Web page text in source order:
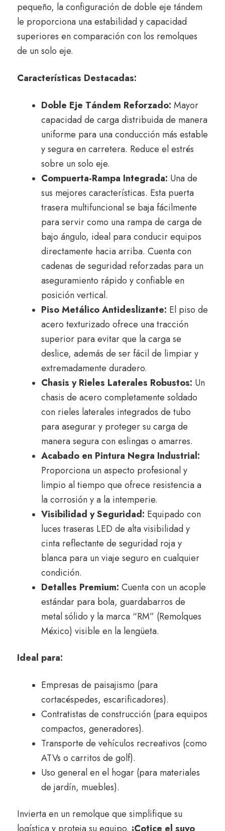
pequeño, la configuración de doble eje tándem
le proporciona una estabilidad y capacidad
superiores en comparación con los remolques
de un solo eje.
Características Destacadas:
Doble Eje Tándem Reforzado: Mayor
capacidad de carga distribuida de manera
uniforme para una conducción más estable
y segura en carretera. Reduce el estrés
sobre un solo eje.
Compuerta-Rampa Integrada: Una de
sus mejores características. Esta puerta
trasera multifuncional se baja fácilmente
para servir como una rampa de carga de
bajo ángulo, ideal para conducir equipos
directamente hacia arriba. Cuenta con
cadenas de seguridad reforzadas para un
aseguramiento rápido y confiable en
posición vertical.
Piso Metálico Antideslizante: El piso de
acero texturizado ofrece una tracción
superior para evitar que la carga se
deslice, además de ser fácil de limpiar y
extremadamente duradero.
Chasis y Rieles Laterales Robustos: Un
chasis de acero completamente soldado
con rieles laterales integrados de tubo
para asegurar y proteger su carga de
manera segura con eslingas o amarres.
Acabado en Pintura Negra Industrial:
Proporciona un aspecto profesional y
limpio al tiempo que ofrece resistencia a
la corrosión y a la intemperie.
Visibilidad y Seguridad: Equipado con
luces traseras LED de alta visibilidad y
cinta reflectante de seguridad roja y
blanca para un viaje seguro en cualquier
condición.
Detalles Premium: Cuenta con un acople
estándar para bola, guardabarros de
metal sólido y la marca “RM” (Remolques
México) visible en la lengüeta.
Ideal para:
Empresas de paisajismo (para
cortacéspedes, escarificadores).
Contratistas de construcción (para equipos
compactos, generadores).
Transporte de vehículos recreativos (como
ATVs o carritos de golf).
Uso general en el hogar (para materiales
de jardín, muebles).
Invierta en un remolque que simplifique su